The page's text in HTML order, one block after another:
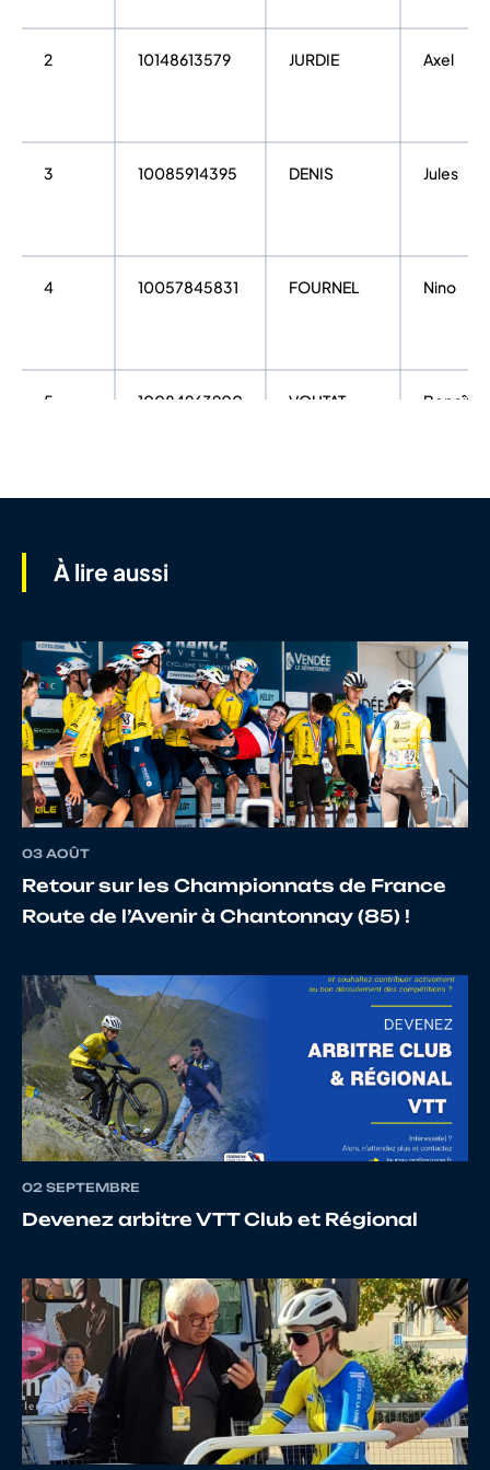
2 10148613579 JURDIE Axel
3 10085914395 DENIS Jules
4 10057845831 FOURNEL Nino
5 10084963900 VOUTAT Benoît
8 10122249181 CORSI Enzo
9
11 10068448638 SOLEILLANT Mickaël
12 10085915611
13 10151612903 GAILLARD Sacha
14 10068448234 SOLEILLANT
Lola
Maryline
À lire aussi
03 AOÛT
Retour sur les Championnats de France
Route de l’Avenir à Chantonnay (85) !
02 SEPTEMBRE
Devenez arbitre VTT Club et Régional